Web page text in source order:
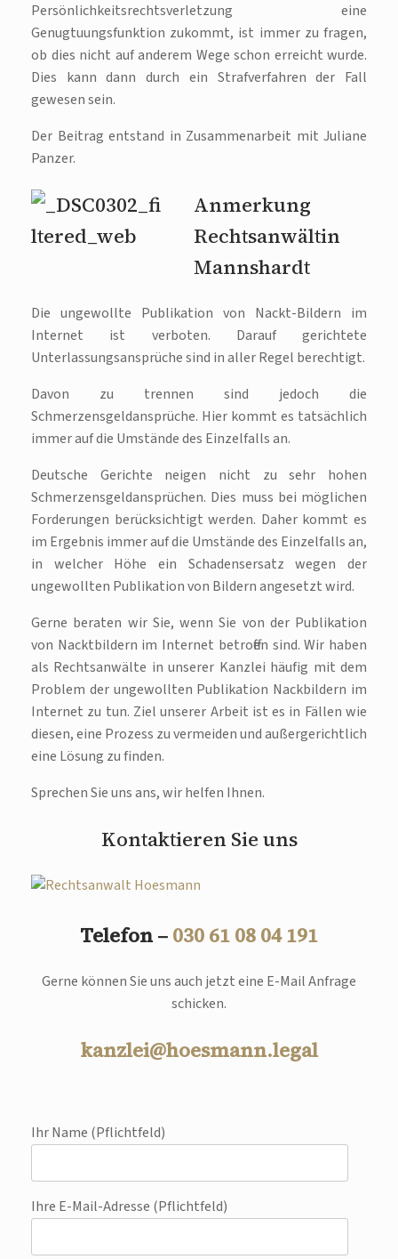
Persönlichkeitsrechtsverletzung eine
Genugtuungsfunktion zukommt, ist immer zu fragen,
ob dies nicht auf anderem Wege schon erreicht wurde.
Dies kann dann durch ein Strafverfahren der Fall
gewesen sein.
Der Beitrag entstand in Zusammenarbeit mit Juliane
Panzer.
Anmerkung
Rechtsanwältin
Mannshardt
Die ungewollte Publikation von Nackt-Bildern im
Internet ist verboten. Darauf gerichtete
Unterlassungsansprüche sind in aller Regel berechtigt.
Davon zu trennen sind jedoch die
Schmerzensgeldansprüche. Hier kommt es tatsächlich
immer auf die Umstände des Einzelfalls an.
Deutsche Gerichte neigen nicht zu sehr hohen
Schmerzensgeldansprüchen. Dies muss bei möglichen
Forderungen berücksichtigt werden. Daher kommt es
im Ergebnis immer auf die Umstände des Einzelfalls an,
in welcher Höhe ein Schadensersatz wegen der
ungewollten Publikation von Bildern angesetzt wird.
Gerne beraten wir Sie, wenn Sie von der Publikation
von Nacktbildern im Internet betroffen sind. Wir haben
als Rechtsanwälte in unserer Kanzlei häufig mit dem
Problem der ungewollten Publikation Nackbildern im
Internet zu tun. Ziel unserer Arbeit ist es in Fällen wie
diesen, eine Prozess zu vermeiden und außergerichtlich
eine Lösung zu finden.
Sprechen Sie uns ans, wir helfen Ihnen.
Kontaktieren Sie uns
Telefon – 030 61 08 04 191
Gerne können Sie uns auch jetzt eine E-Mail Anfrage
schicken.
kanzlei@hoesmann.legal
Ihr Name (Pflichtfeld)
Ihre E-Mail-Adresse (Pflichtfeld)